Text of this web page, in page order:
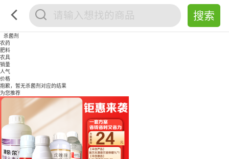
杀菌剂
农药
肥料
农具
销量
人气
价格
抱歉，暂无杀菌剂对应的结果
为您推荐